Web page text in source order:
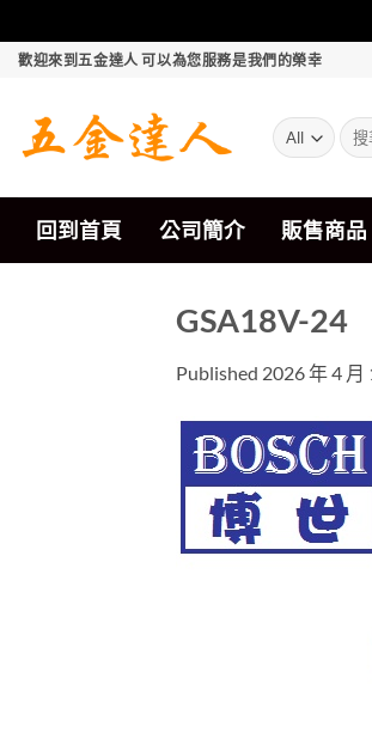
Skip
content
歡迎來到五金達人 可以為您服務是我們的榮幸
搜
尋
鍵
字:
回到首頁 公司簡介 販售商品
GSA18V-24
Published 2026 年 4 月